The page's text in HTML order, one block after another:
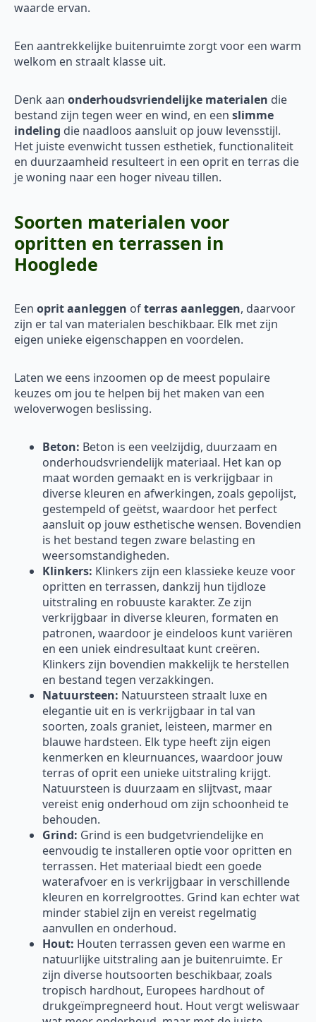
waarde ervan.
Een aantrekkelijke buitenruimte zorgt voor een warm
welkom en straalt klasse uit.
Denk aan onderhoudsvriendelijke materialen die
bestand zijn tegen weer en wind, en een slimme
indeling die naadloos aansluit op jouw levensstijl.
Het juiste evenwicht tussen esthetiek, functionaliteit
en duurzaamheid resulteert in een oprit en terras die
je woning naar een hoger niveau tillen.
Soorten materialen voor
opritten en terrassen in
Hooglede
Een oprit aanleggen ofterras aanleggen, daarvoor
zijn er tal van materialen beschikbaar. Elk met zijn
eigen unieke eigenschappen en voordelen.
Laten we eens inzoomen op de meest populaire
keuzes om jou te helpen bij het maken van een
weloverwogen beslissing.
Beton: Beton is een veelzijdig, duurzaam en
onderhoudsvriendelijk materiaal. Het kan op
maat worden gemaakt en is verkrijgbaar in
diverse kleuren en afwerkingen, zoals gepolijst,
gestempeld of geëtst, waardoor het perfect
aansluit op jouw esthetische wensen. Bovendien
is het bestand tegen zware belasting en
weersomstandigheden.
Klinkers: Klinkers zijn een klassieke keuze voor
opritten en terrassen, dankzij hun tijdloze
uitstraling en robuuste karakter. Ze zijn
verkrijgbaar in diverse kleuren, formaten en
patronen, waardoor je eindeloos kunt variëren
en een uniek eindresultaat kunt creëren.
Klinkers zijn bovendien makkelijk te herstellen
en bestand tegen verzakkingen.
Natuursteen: Natuursteen straalt luxe en
elegantie uit en is verkrijgbaar in tal van
soorten, zoals graniet, leisteen, marmer en
blauwe hardsteen. Elk type heeft zijn eigen
kenmerken en kleurnuances, waardoor jouw
terras of oprit een unieke uitstraling krijgt.
Natuursteen is duurzaam en slijtvast, maar
vereist enig onderhoud om zijn schoonheid te
behouden.
Grind: Grind is een budgetvriendelijke en
eenvoudig te installeren optie voor opritten en
terrassen. Het materiaal biedt een goede
waterafvoer en is verkrijgbaar in verschillende
kleuren en korrelgroottes. Grind kan echter wat
minder stabiel zijn en vereist regelmatig
aanvullen en onderhoud.
Hout: Houten terrassen geven een warme en
natuurlijke uitstraling aan je buitenruimte. Er
zijn diverse houtsoorten beschikbaar, zoals
tropisch hardhout, Europees hardhout of
drukgeïmpregneerd hout. Hout vergt weliswaar